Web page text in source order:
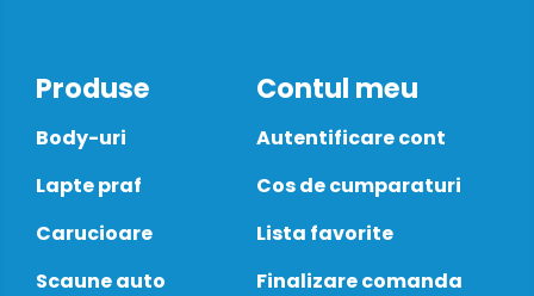
Produse
Body-uri
Lapte praf
Carucioare
Scaune auto
Contul meu
Autentificare cont
Cos de cumparaturi
Lista favorite
Finalizare comanda